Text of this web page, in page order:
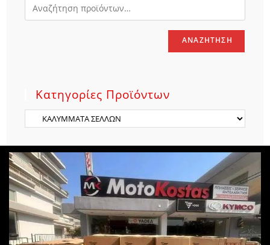
ΑΝΑΖΉΤΗΣΗ
Κατηγορίες Προϊόντων